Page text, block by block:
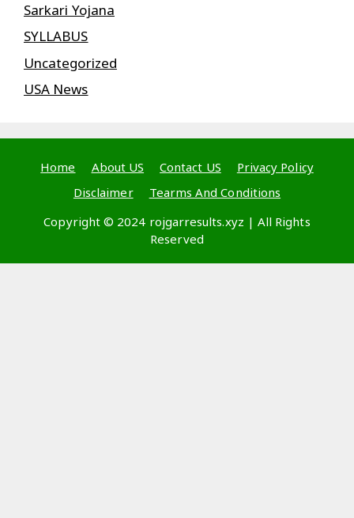
Sarkari Yojana
SYLLABUS
Uncategorized
USA News
Home About US Contact US
Privacy Policy
Disclaimer
Tearms And Conditions
Copyright © 2024 rojgarresults.xyz | All Rights
Reserved